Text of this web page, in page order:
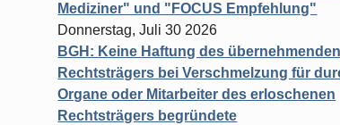
Mediziner" und "FOCUS Empfehlung"
Donnerstag, Juli 30 2026
BGH: Keine Haftung des übernehmenden
Rechtsträgers bei Verschmelzung für
Organe oder Mitarbeiter des erloschenen
Rechtsträgers begründete